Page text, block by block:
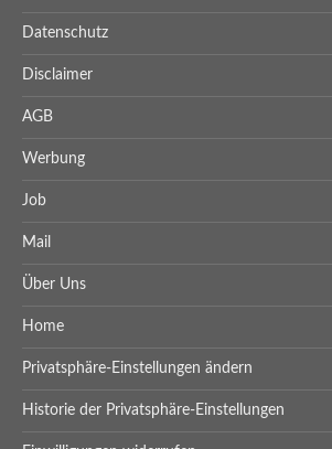
Datenschutz
Disclaimer
AGB
Werbung
Job
Mail
Über Uns
Home
Privatsphäre-Einstellungen ändern
Historie der Privatsphäre-Einstellungen